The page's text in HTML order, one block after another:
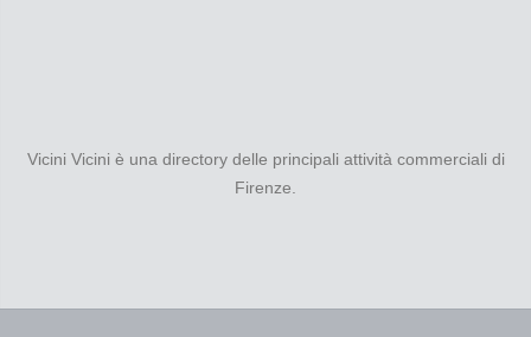
Vicini Vicini è una directory delle principali attività commerciali di
Firenze.